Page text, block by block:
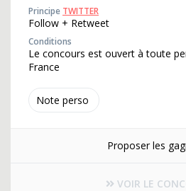
Note perso
Principe TWITTER
Follow + Retweet
Conditions
Le concours est ouvert à toute
France
Proposer les
VOIR LE